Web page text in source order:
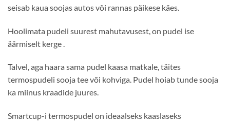
seisab kaua soojas autos või rannas päikese käes.
Hoolimata pudeli suurest mahutavusest, on pudel ise
äärmiselt kerge .
Talvel, aga haara sama pudel kaasa matkale, täites
termospudeli sooja tee või kohviga. Pudel hoiab tunde sooja
ka miinus kraadide juures.
Smartcup-i termospudel on ideaalseks kaaslaseks